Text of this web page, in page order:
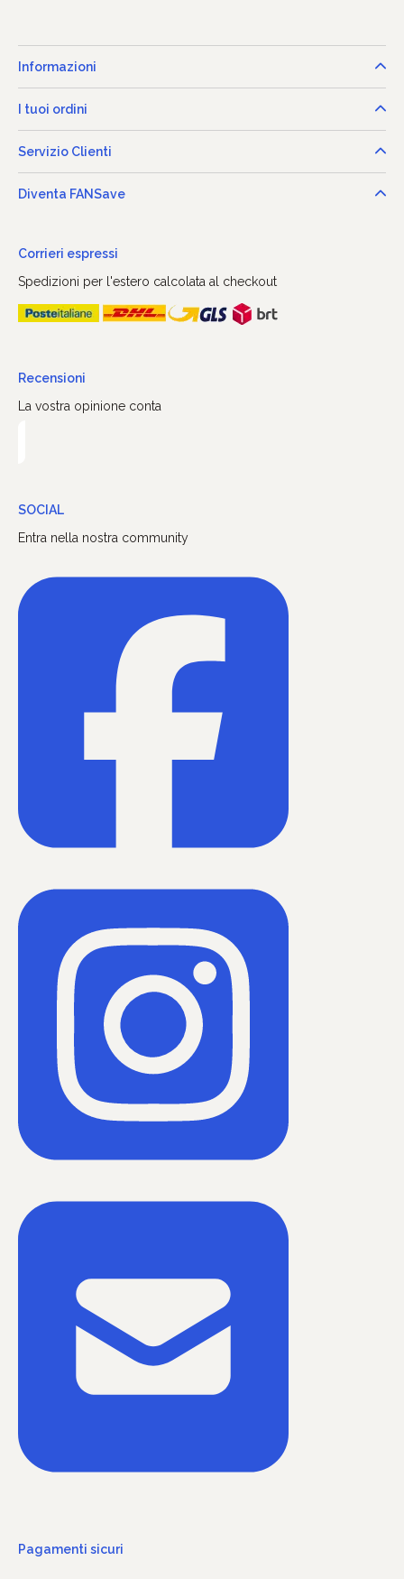
Informazioni
I tuoi ordini
Servizio Clienti
Diventa FANSave
Corrieri espressi
Spedizioni per l'estero calcolata al checkout
Recensioni
La vostra opinione conta
SOCIAL
Entra nella nostra community
Pagamenti sicuri